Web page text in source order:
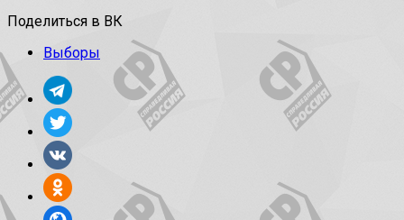
Поделиться в ВК
Выборы